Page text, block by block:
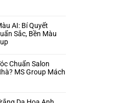
AI: Bí Quyết
Sắc, Bền Màu
Chuẩn Salon
MS Group Mách